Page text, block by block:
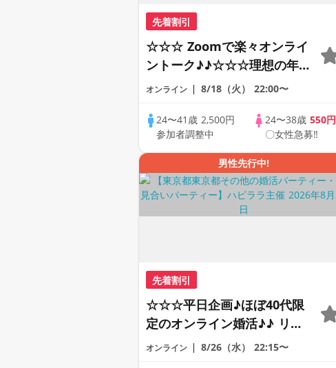
先着割引
☆☆☆ Zoomで楽々オンライ
ントーク♪♪☆☆☆理想の年の
差♪♪ そろそろ・・・素敵な
アルなオンライン婚活☆全国
の方が対象☆司会進行あり♪♪
オンライン 8/18（火） 22:00〜
24〜41歳 2,500円
参加者調整中
24〜38歳 550円
〇女性急募‼
男性先行中!
先着割引
☆☆☆平日企画♪ほぼ40代限
定のオンライン婚活♪♪ リモ
ートの出会い応援♪♪ おうち
オンライン 8/26（水） 22:15〜